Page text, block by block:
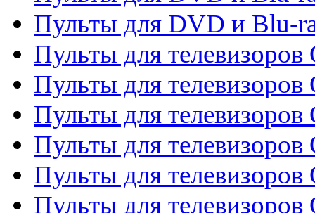
Пульты для DVD и Blu-
Пульты для телевизоров
Пульты для телевизоров
Пульты для телевизоров
Пульты для телевизоров
Пульты для телевизоров
Пульты для телевизоров